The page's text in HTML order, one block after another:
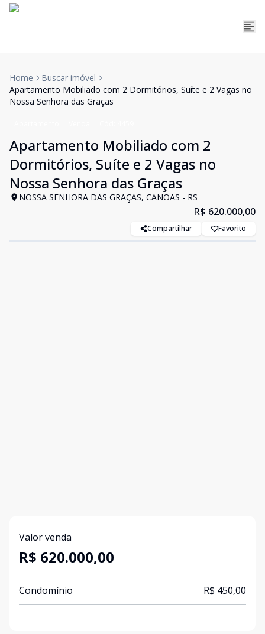
Home
Buscar imóvel
Apartamento Mobiliado com 2 Dormitórios, Suíte e 2 Vagas no
Nossa Senhora das Graças
Apartamento Mobiliado com 2
Dormitórios, Suíte e 2 Vagas no
Nossa Senhora das Graças
NOSSA SENHORA DAS GRAÇAS, CANOAS - RS
R$ 620.000,00
Compartilhar Favorito
Valor venda
R$ 620.000,00
Condomínio R$ 450,00